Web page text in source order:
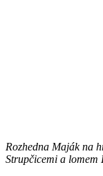
Rozhedna Maják na
Strupčicemi a lomem